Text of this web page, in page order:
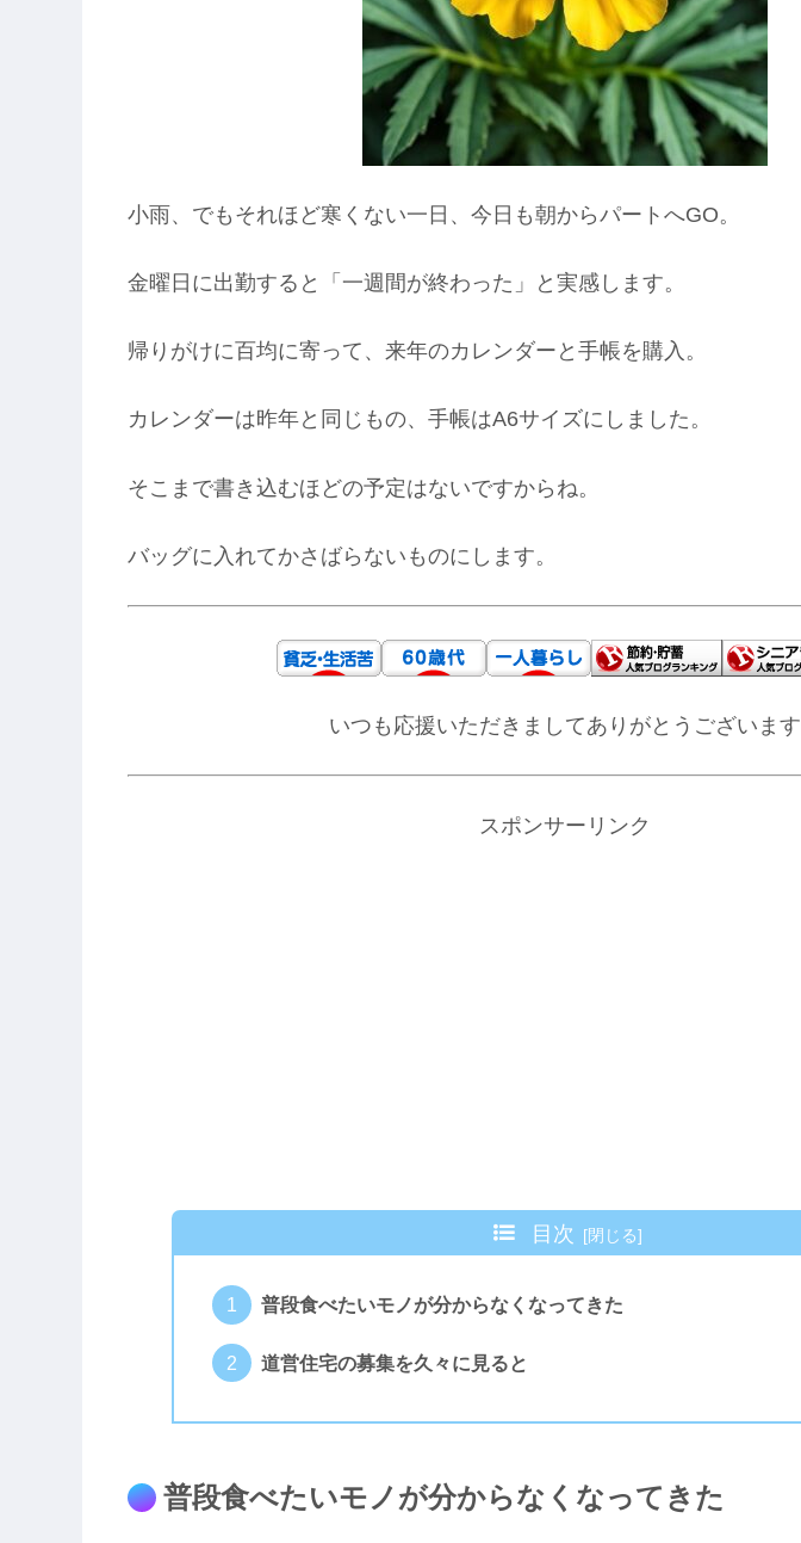
小雨、でもそれほど寒くない一日、今日も朝からパートへGO。
金曜日に出勤すると「一週間が終わった」と実感します。
帰りがけに百均に寄って、来年のカレンダーと手帳を購入。
カレンダーは昨年と同じもの、手帳はA6サイズにしました。
そこまで書き込むほどの予定はないですからね。
バッグに入れてかさばらないものにします。
いつも応援いただきましてありがとうございます
スポンサーリンク
目次
普段食べたいモノが分からなくなってきた
道営住宅の募集を久々に見ると
普段食べたいモノが分からなくなってきた